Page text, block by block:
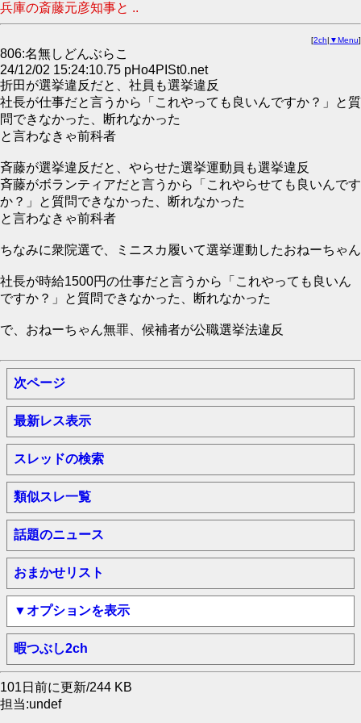
兵庫の斎藤元彦知事と ..
[2ch| ▼Menu]
806:名無しどんぶらこ
24/12/02 15:24:10.75 pHo4PISt0.net
折田が選挙違反だと、社員も選挙違反
社長が仕事だと言うから「これやっても良いんですか？」と質
問できなかった、断れなかった
と言わなきゃ前科者
斉藤が選挙違反だと、やらせた選挙運動員も選挙違反
斉藤がボランティアだと言うから「これやらせても良いんです
か？」と質問できなかった、断れなかった
と言わなきゃ前科者
ちなみに衆院選で、ミニスカ履いて選挙運動したおねーちゃん
社長が時給1500円の仕事だと言うから「これやっても良いん
ですか？」と質問できなかった、断れなかった
で、おねーちゃん無罪、候補者が公職選挙法違反
次ページ
最新レス表示
スレッドの検索
類似スレ一覧
話題のニュース
おまかせリスト
▼オプションを表示
暇つぶし2ch
101日前に更新/244 KB
担当:undef